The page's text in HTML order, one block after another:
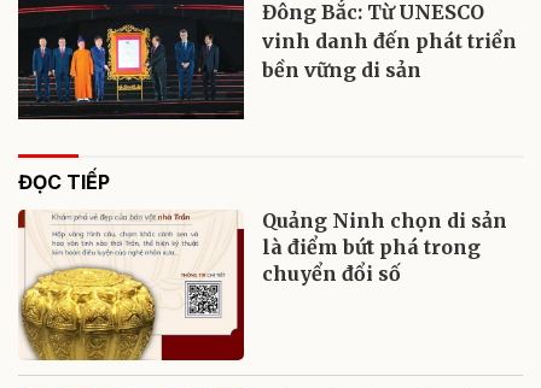
Đông Bắc: Từ UNESCO
vinh danh đến phát triển
bền vững di sản
ĐỌC TIẾP
Quảng Ninh chọn di sản
là điểm bứt phá trong
chuyển đổi số